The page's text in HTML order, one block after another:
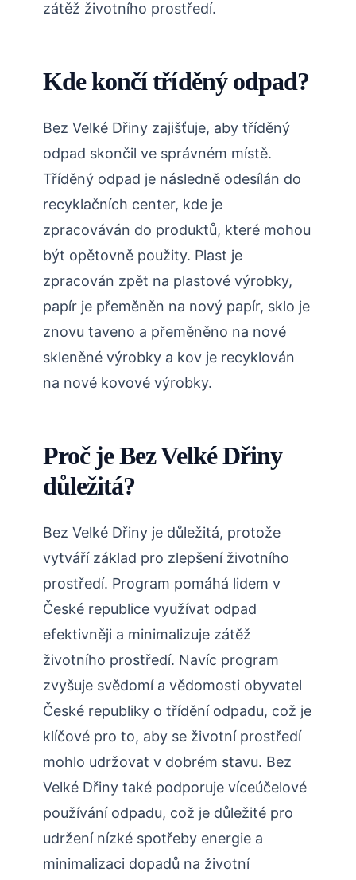
zátěž životního prostředí.
Kde končí tříděný odpad?
Bez Velké Dřiny zajišťuje, aby tříděný
odpad skončil ve správném místě.
Tříděný odpad je následně odesílán do
recyklačních center, kde je
zpracováván do produktů, které mohou
být opětovně použity. Plast je
zpracován zpět na plastové výrobky,
papír je přeměněn na nový papír, sklo je
znovu taveno a přeměněno na nové
skleněné výrobky a kov je recyklován
na nové kovové výrobky.
Proč je Bez Velké Dřiny
důležitá?
Bez Velké Dřiny je důležitá, protože
vytváří základ pro zlepšení životního
prostředí. Program pomáhá lidem v
České republice využívat odpad
efektivněji a minimalizuje zátěž
životního prostředí. Navíc program
zvyšuje svědomí a vědomosti obyvatel
České republiky o třídění odpadu, což je
klíčové pro to, aby se životní prostředí
mohlo udržovat v dobrém stavu. Bez
Velké Dřiny také podporuje víceúčelové
používání odpadu, což je důležité pro
udržení nízké spotřeby energie a
minimalizaci dopadů na životní